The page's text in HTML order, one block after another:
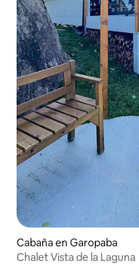
Cabaña en Garopaba
Chalet Vista de la Laguna